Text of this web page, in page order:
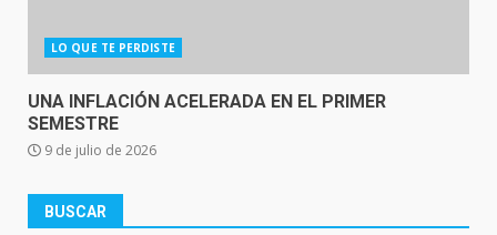
LO QUE TE PERDISTE
UNA INFLACIÓN ACELERADA EN EL PRIMER
SEMESTRE
9 de julio de 2026
BUSCAR